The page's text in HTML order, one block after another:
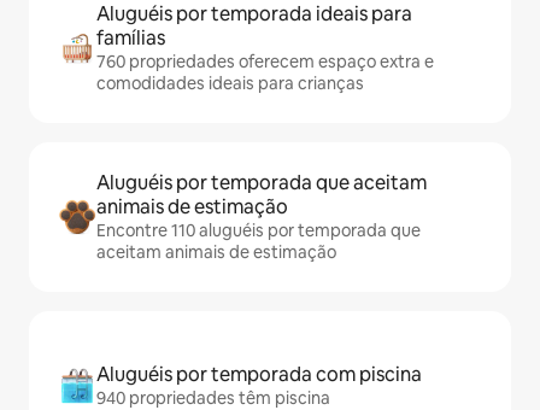
Aluguéis por temporada ideais para
famílias
760 propriedades oferecem espaço extra e
comodidades ideais para crianças
Aluguéis por temporada que aceitam
animais de estimação
Encontre 110 aluguéis por temporada que
aceitam animais de estimação
Aluguéis por temporada com piscina
940 propriedades têm piscina